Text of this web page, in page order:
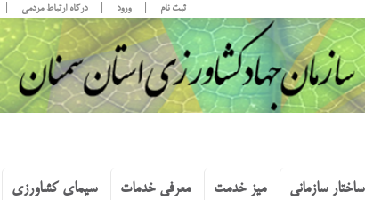
ثبت نام ورود درگاه ارتباط مردمی
ساختار سازمانی میز خدمت معرفی خدمات سیمای کشاورزی